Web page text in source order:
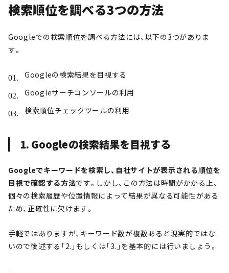
検索順位を調べる3つの方法
Googleでの検索順位を調べる方法には、以下の3つがありま
す。
Googleの検索結果を目視する
Googleサーチコンソールの利用
検索順位チェックツールの利用
1. Googleの検索結果を目視する
Googleでキーワードを検索し、自社サイトが表示される順位を
目視で確認する方法です。しかし、この方法は時間がかかる上、
個々の検索履歴や位置情報によって結果が異なる可能性がある
ため、正確性に欠けます。
手軽ではありますが、キーワード数が複数あると現実的ではな
いので後述する「2.」もしくは「3.」を基本的には行いましょう。